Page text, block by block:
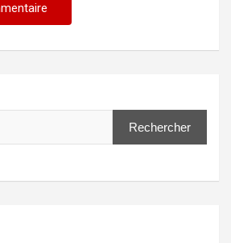
Rechercher